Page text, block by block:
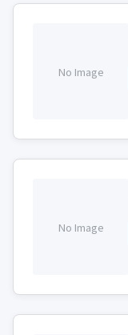
No Image
No Image